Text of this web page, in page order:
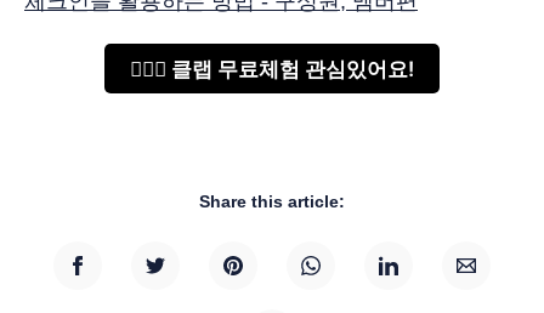
🙋🏻‍♂️ 클랩 무료체험 관심있어요!
Share this article: